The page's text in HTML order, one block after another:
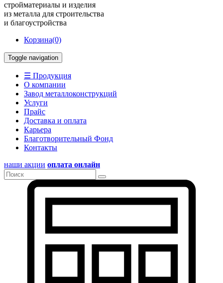
стройматериалы и изделия
из металла для строительства
и благоустройства
Корзина(0)
Toggle navigation
☰ Продукция
О компании
Завод металлоконструкций
Услуги
Прайс
Доставка и оплата
Карьера
Благотворительный Фонд
Контакты
наши акции оплата онлайн